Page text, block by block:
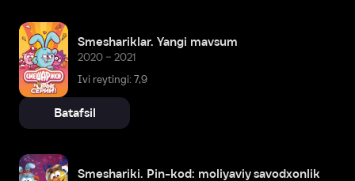
Smeshariklar. Yangi mavsum
2020 – 2021
Ivi reytingi: 7,9
Batafsil
Smeshariki. Pin-kod: moliyaviy savodxonlik